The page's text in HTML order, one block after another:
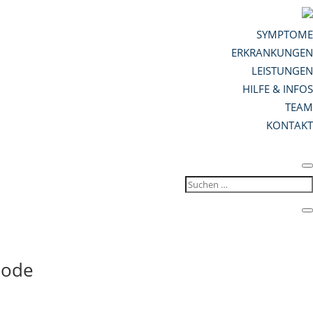
SYMPTOME
ERKRANKUNGEN
LEISTUNGEN
HILFE & INFOS
TEAM
KONTAKT